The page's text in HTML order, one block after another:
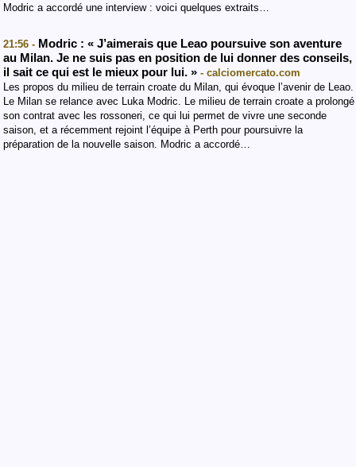
Modric a accordé une interview : voici quelques extraits…
21:56 - Modric : « J’aimerais que Leao poursuive son aventure
au Milan. Je ne suis pas en position de lui donner des conseils,
il sait ce qui est le mieux pour lui. » - calciomercato.com
Les propos du milieu de terrain croate du Milan, qui évoque l’avenir de Leao.
Le Milan se relance avec Luka Modric. Le milieu de terrain croate a prolongé
son contrat avec les rossoneri, ce qui lui permet de vivre une seconde
saison, et a récemment rejoint l’équipe à Perth pour poursuivre la
préparation de la nouvelle saison. Modric a accordé…